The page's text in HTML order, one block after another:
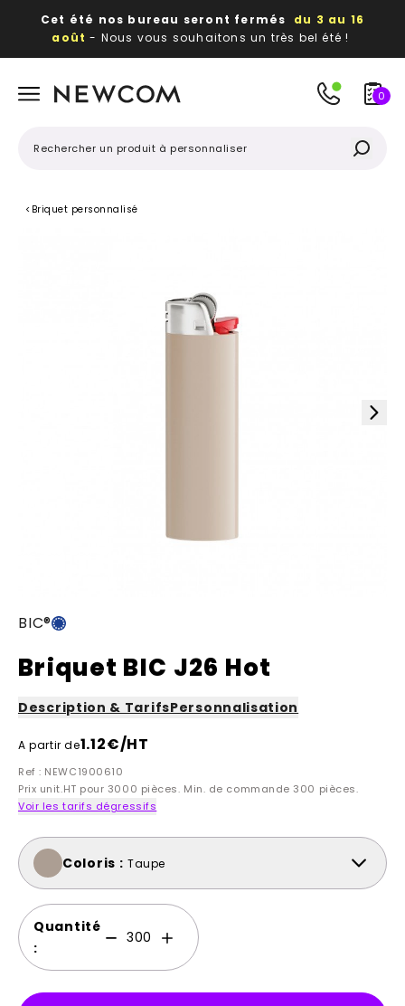
Cet été nos bureau seront fermés du 3 au 16
août - Nous vous souhaitons un très bel été !
publicitaires
0
< Briquet personnalisé
BIC®
Briquet BIC J26 Hot
Description & TarifsPersonnalisation
A partir de1.12€/HT
Ref : NEWC1900610
Prix unit.HT pour 3000 pièces. Min. de commande 300 pièces.
Voir les tarifs dégressifs
Coloris : Taupe
Quantité
: